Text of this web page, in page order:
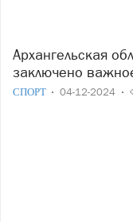
Архангельская область усиливает позиции дзюдо:
заключено
СПОРТ 04-12-2024